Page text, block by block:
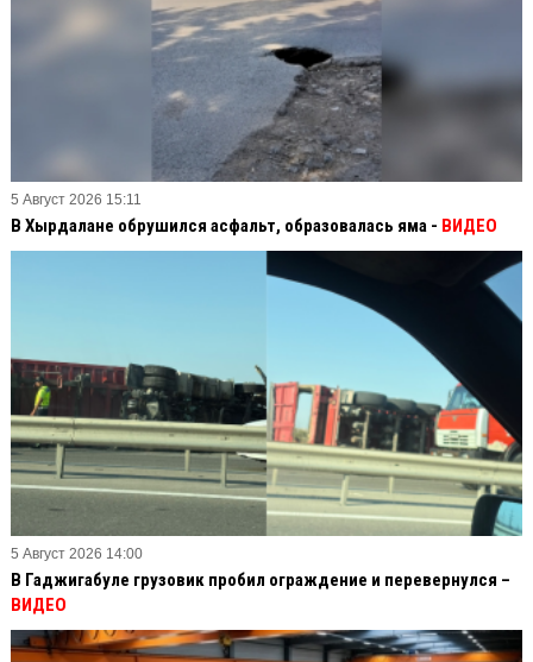
5 Август 2026 15:11
В Хырдалане обрушился асфальт, образовалась яма - ВИДЕО
5 Август 2026 14:00
В Гаджигабуле грузовик пробил ограждение и перевернулся –
ВИДЕО